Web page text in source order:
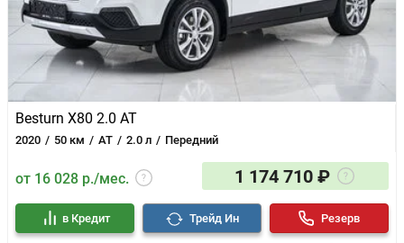
Besturn X80 2.0 AT
2020 50 км AT 2.0 л Передний
от 16 028 р./мес. 1 174 710 ₽
в Кредит Трейд Ин Резерв